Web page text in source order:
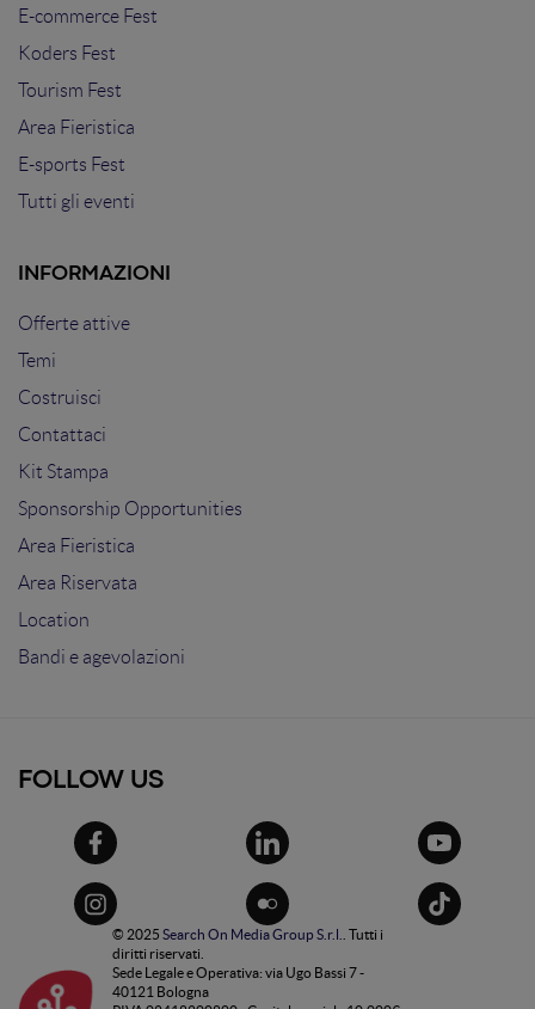
E-commerce Fest
Koders Fest
Tourism Fest
Area Fieristica
E-sports Fest
Tutti gli eventi
INFORMAZIONI
Offerte attive
Temi
Costruisci
Contattaci
Kit Stampa
Sponsorship Opportunities
Area Fieristica
Area Riservata
Location
Bandi e agevolazioni
FOLLOW US
© 2025 Search On Media Group S.r.l.
. Tutti i
diritti riservati.
Sede Legale e Operativa: via Ugo Bassi 7 -
40121 Bologna